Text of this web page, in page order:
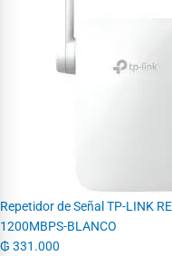
Repetidor de Señal TP-LINK
1200MBPS-BLANCO
₲ 331.000